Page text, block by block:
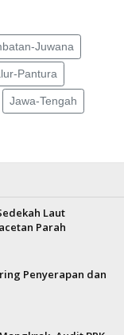
Juwana
Pantura
Jawa-Tengah
Laut
Parah
Penyerapan dan